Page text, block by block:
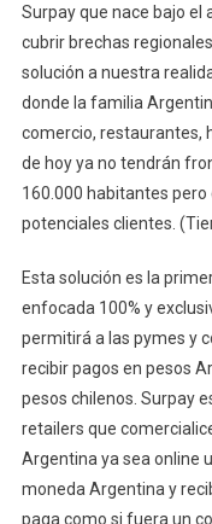
Surpay que nace bajo el
cubrir brechas
solución a nuestra
donde la familia
comercio, restaurantes,
de hoy ya no tendrán
160.000 habitantes
potenciales clientes.
Esta solución es la
enfocada 100% y
permitirá a las pymes y
recibir pagos en pesos
pesos chilenos. Surpay
retailers que
Argentina ya sea online
moneda Argentina y
paga como si fuera un